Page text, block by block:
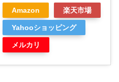
Amazon 楽天市場
Yahooショッピング
メルカリ